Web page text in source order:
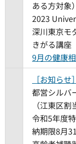
ある方対象）
2023
深川東京モ
きがる講座
9月の健康
［お知らせ］
都営シルバ
（江東区割
令和5年度
納期限8月